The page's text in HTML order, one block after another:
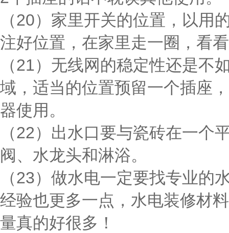
（20）家里开关的位置，以用
注好位置，在家里走一圈，看
（21）无线网的稳定性还是不
域，适当的位置预留一个插座
器使用。
（22）出水口要与瓷砖在一个
阀、水龙头和淋浴。
（23）做水电一定要找专业的
经验也更多一点，水电装修材
量真的好很多！